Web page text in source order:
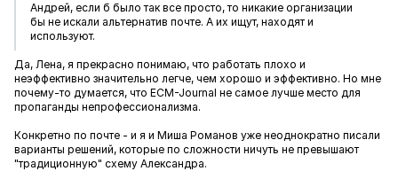
Андрей, если б было так все просто, то никакие организации
бы не искали альтернатив почте. А их ищут, находят и
используют.
Да, Лена, я прекрасно понимаю, что работать плохо и
неэффективно значительно легче, чем хорошо и эффективно. Но мне
почему-то думается, что ECM-Journal не самое лучше место для
пропаганды непрофессионализма.
Конкретно по почте - и я и Миша Романов уже неоднократно писали
варианты решений, которые по сложности ничуть не превышают
"традиционную" схему Александра.